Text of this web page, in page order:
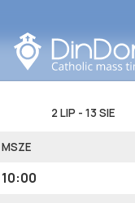
2 LIP - 13 SIE
MSZE
10:00